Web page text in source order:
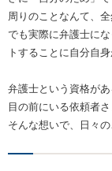
周りのことなんて、
でも実際に弁護士に
トすることに自分自
弁護士という資格が
目の前にいる依頼者
そんな想いで、日々